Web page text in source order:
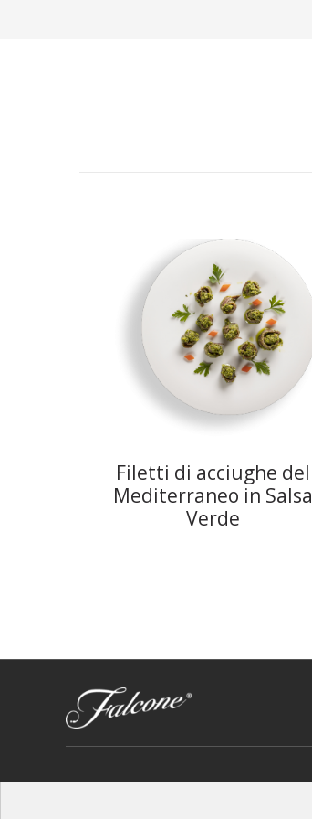
Filetti di acciughe del
Mediterraneo in Salsa
Verde
Copyright